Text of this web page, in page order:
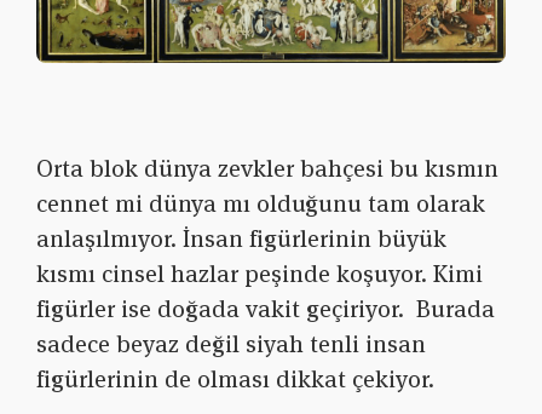
Orta blok dünya zevkler bahçesi bu kısmın
cennet mi dünya mı olduğunu tam olarak
anlaşılmıyor. İnsan figürlerinin büyük
kısmı cinsel hazlar peşinde koşuyor. Kimi
figürler ise doğada vakit geçiriyor. Burada
sadece beyaz değil siyah tenli insan
figürlerinin de olması dikkat çekiyor.